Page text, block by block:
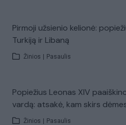
Pirmoji užsienio kelionė:
Turkiją ir Libaną
Žinios Pasaulis
Popiežius Leonas XIV
vardą: atsakė, kam skirs
Žinios Pasaulis